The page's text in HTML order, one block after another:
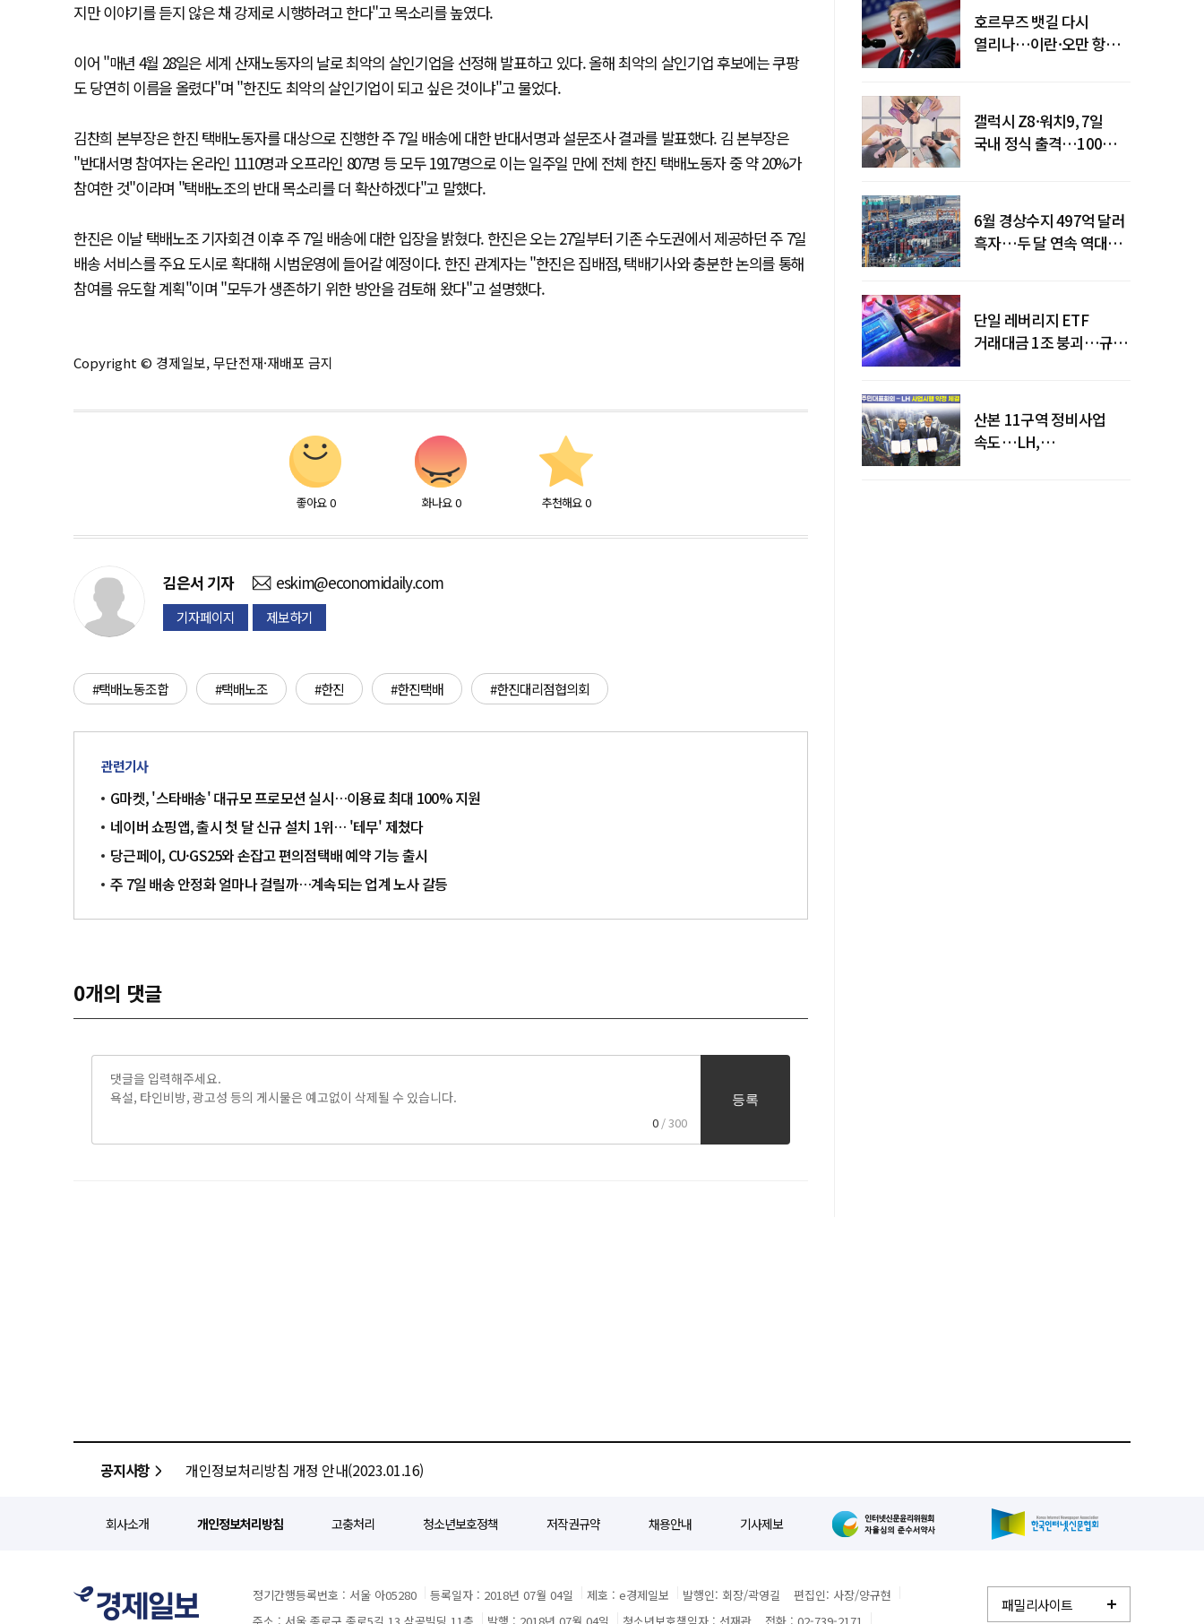
지만 이야기를 듣지 않은 채 강제로 시행하려고 한다"고 목소리를 높였다.
이어 "매년 4월 28일은 세계 산재노동자의 날로 최악의 살인기업을 선정해 발표하고 있다. 올해 최악의 살인기업 후보에는 쿠팡
도 당연히 이름을 올렸다"며 "한진도 최악의 살인기업이 되고 싶은 것이냐"고 물었다.
김찬희 본부장은 한진 택배노동자를 대상으로 진행한 주 7일 배송에 대한 반대서명과 설문조사 결과를 발표했다. 김 본부장은
"반대서명 참여자는 온라인 1110명과 오프라인 807명 등 모두 1917명으로 이는 일주일 만에 전체 한진 택배노동자 중 약 20%가
참여한 것"이라며 "택배노조의 반대 목소리를 더 확산하겠다"고 말했다.
한진은 이날 택배노조 기자회견 이후 주 7일 배송에 대한 입장을 밝혔다. 한진은 오는 27일부터 기존 수도권에서 제공하던 주 7일
배송 서비스를 주요 도시로 확대해 시범운영에 들어갈 예정이다. 한진 관계자는 "한진은 집배점, 택배기사와 충분한 논의를 통해
참여를 유도할 계획"이며 "모두가 생존하기 위한 방안을 검토해 왔다"고 설명했다.
Copyright © 경제일보, 무단전재·재배포 금지
좋아요 0 화나요 0 추천해요 0
김은서 기자 eskim@economidaily.com
기자페이지 제보하기
#택배노동조합 #택배노조 #한진 #한진택배 #한진대리점협의회
관련기사
G마켓, '스타배송' 대규모 프로모션 실시…이용료 최대 100% 지원
네이버 쇼핑앱, 출시 첫 달 신규 설치 1위… '테무' 제쳤다
당근페이, CU·GS25와 손잡고 편의점택배 예약 기능 출시
주 7일 배송 안정화 얼마나 걸릴까…계속되는 업계 노사 갈등
0개의 댓글
0 / 300
등록
호르무즈 뱃길 다시
열리나…이란·오만 항로
갤럭시 Z8·워치9, 7일
국내 정식 출격…100개국
6월 경상수지 497억 달러
흑자…두 달 연속 역대
단일 레버리지 ETF
거래대금 1조 붕괴…규제
산본 11구역 정비사업
속도…LH,
공지사항 개인정보처리방침 개정 안내(2023.01.16)
회사소개 개인정보처리방침 고충처리 청소년보호정책 저작권규약 채용안내 기사제보
정기간행등록번호 : 서울 아05280 등록일자 : 2018년 07월 04일 제호 : e경제일보 발행인: 회장/곽영길
편집인: 사장/양규현
패밀리사이트